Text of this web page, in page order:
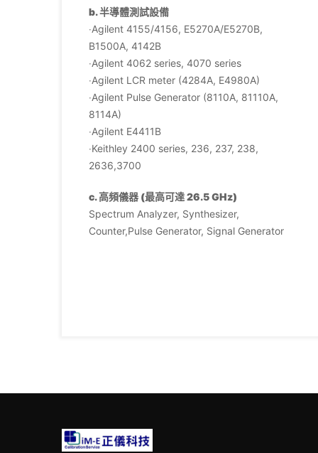
b. 半導體測試設備
‧Agilent 4155/4156, E5270A/E5270B,
B1500A, 4142B
‧Agilent 4062 series, 4070 series
‧Agilent LCR meter (4284A, E4980A)
‧Agilent Pulse Generator (8110A, 81110A,
8114A)
‧Agilent E4411B
‧Keithley 2400 series, 236, 237, 238,
2636,3700
c. 高頻儀器 (最高可達 26.5 GHz)
Spectrum Analyzer, Synthesizer,
Counter,Pulse Generator, Signal Generator